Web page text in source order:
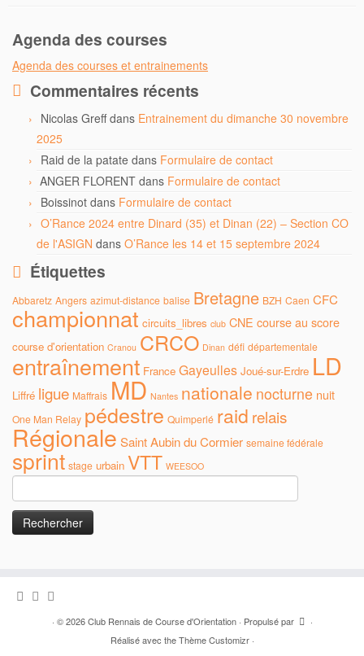
Agenda des courses
Agenda des courses et entrainements
Commentaires récents
Nicolas Greffdans Entrainement du dimanche 30 novembre
2025
Raid de la patate dans Formulaire de contact
ANGER FLORENT dans Formulaire de contact
Boissinot dans Formulaire de contact
O’Rance 2024 entre Dinard (35) et Dinan (22) – Section CO
de l'ASIGN dans O’Rance les 14 et 15 septembre 2024
Étiquettes
Abbaretz Angers azimut-distance balise Bretagne BZH Caen CFC
championnat circuits_libres club CNE course au score
course d'orientation Cranou CRCO Dinan défi départementale
entraînement France Gayeulles Joué-sur-Erdre LD
Liffré ligue Maffrais MD Nantes nationale nocturne nuit
One Man Relay pédestre Quimperlé raid relais
Régionale Saint Aubin du Cormier semaine fédérale
sprint stage urbain VTT WEESOO
· © 2026 Club Rennais de Course d'Orientation· Propulsé par
·
Réalisé avec theThème Customizr·